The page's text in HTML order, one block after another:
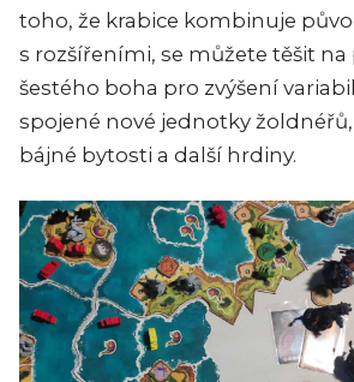
toho, že krabice kombinuje
s rozšířeními, se můžete těšit
šestého boha pro zvýšení
spojené nové jednotky
bájné bytosti a další hrdiny.